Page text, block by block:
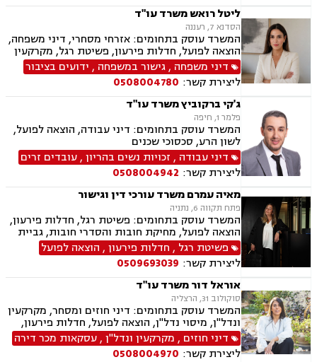
ליטל רואש משרד עו"ד
הסדנא 7, רעננה
המשרד עוסק בתחומים: אזרחי מסחרי, דיני משפחה,
הוצאה לפועל, חדלות פירעון, פשיטת רגל, מקרקעין
ונדל"ן, ייפוי כוח מתמשך, צבא ומשרד הביטחון,
ביטוח לאומי.
דיני משפחה ,גישור במשפחה , ידועים בציבור
ליצירת קשר: 0508004780
ג'קי ברקוביץ משרד עו"ד
פלמר 1, חיפה
המשרד עוסק בתחומים: דיני עבודה, הוצאה לפועל,
לשון הרע, סכסוכי שכנים
דיני עבודה , זכויות נשים בהריון,עובדים זרים
ליצירת קשר: 0508004942
מאיה עמרם משרד עורכי דין וגישור
פתח תקווה 6, נתניה
המשרד עוסק בתחומים: פשיטת רגל, חדלות פירעון,
הוצאה לפועל, מחיקת חובות והסדרי חובות, גביית
חובות, ירושות וצוואות, ייפוי כוח מתמשך, דיני
חברות, פירוקים והקפאת הליכים, מיזוגים ורכישות,
ליווי עסקי, ליווי מיזמי סטרטאפ.
פשיטת רגל , חדלות פירעון, הוצאה לפועל
ליצירת קשר: 0509693039
אוראל דור משרד עו"ד
סוקולוב 31, הרצליה
המשרד עוסק בתחומים: דיני חוזים ומסחר, מקרקעין
ונדל"ן, מיסוי נדל"ן, הוצאה לפועל, חדלות פירעון,
גביית חובות, משפט אזרחי.
דיני חוזים , מקרקעין ונדל"ן,עסקאות מכר דירה
ליצירת קשר: 0508004970